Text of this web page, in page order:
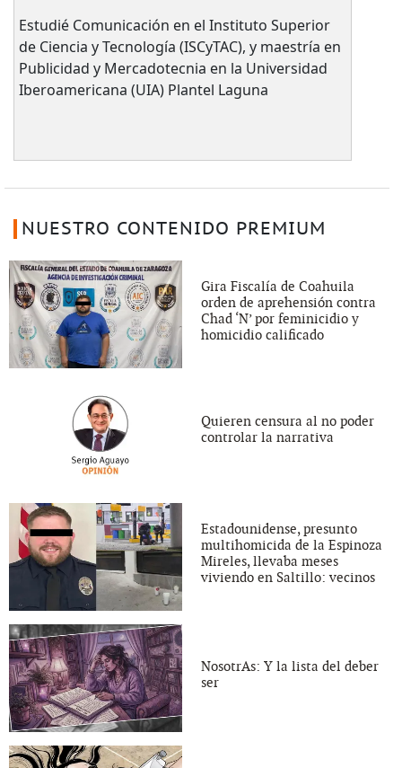
Estudié Comunicación en el Instituto Superior
de Ciencia y Tecnología (ISCyTAC), y maestría en
Publicidad y Mercadotecnia en la Universidad
Iberoamericana (UIA) Plantel Laguna
NUESTRO CONTENIDO PREMIUM
Gira Fiscalía de Coahuila
orden de aprehensión contra
Chad ‘N’ por feminicidio y
homicidio calificado
Quieren censura al no poder
controlar la narrativa
Estadounidense, presunto
multihomicida de la Espinoza
Mireles, llevaba meses
viviendo en Saltillo: vecinos
NosotrAs: Y la lista del deber
ser